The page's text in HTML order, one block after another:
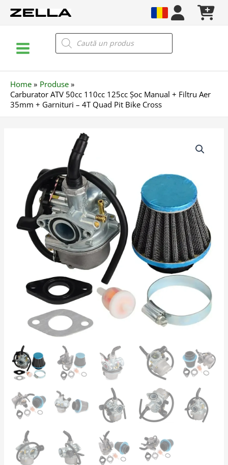
Menu
Products
search
Home
Produse
Carburator ATV 50cc 110cc 125cc Șoc Manual + Filtru Aer
35mm + Garnituri – 4T Quad Pit Bike Cross
110cc
125cc
Manual
Garnituri
Quad
Bike
Cross